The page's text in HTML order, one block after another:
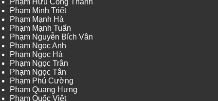
Phạm Hữu Công Thành
Phạm Minh Triết
Phạm Mạnh Hà
Phạm Mạnh Tuấn
Phạm Nguyễn Bích Vân
Phạm Ngọc Anh
Phạm Ngọc Hà
Phạm Ngọc Trân
Phạm Ngọc Tân
Phạm Phú Cường
Phạm Quang Hưng
Phạm Quốc Việt